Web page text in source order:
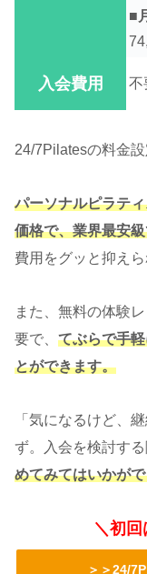
■
入会費用 不
24/7Pilatesの料金設
パーソナルピラテ
価格で、業界最安
費用をグッと抑え
また、無料の体験
要で、 てぶらで手
とができます。
「気になるけど、
ず。入会を検討する
めてみてはいかが
＼初
＞＞24/